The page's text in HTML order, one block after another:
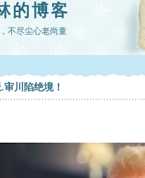
的博客
不尽尘心老尚童
川陷绝境！